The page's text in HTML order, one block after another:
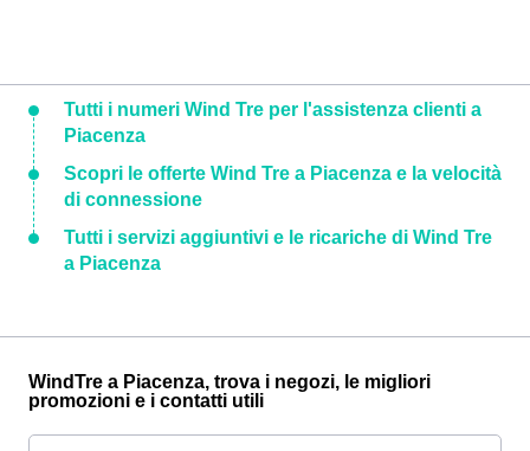
Tutti i numeri Wind Tre per l'assistenza clienti a
Piacenza
Scopri le offerte Wind Tre a Piacenza e la velocità
di connessione
Tutti i servizi aggiuntivi e le ricariche di Wind Tre
a Piacenza
WindTre a Piacenza, trova i negozi, le migliori
promozioni e i contatti utili